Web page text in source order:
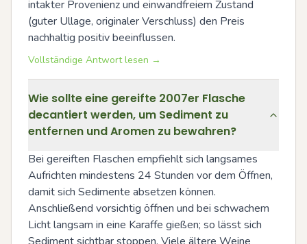
intakter Provenienz und einwandfreiem Zustand
(guter Ullage, originaler Verschluss) den Preis
nachhaltig positiv beeinflussen.
Vollständige Antwort lesen →
Wie sollte eine gereifte 2007er Flasche
decantiert werden, um Sediment zu
entfernen und Aromen zu bewahren?
Bei gereiften Flaschen empfiehlt sich langsames
Aufrichten mindestens 24 Stunden vor dem Öffnen,
damit sich Sedimente absetzen können.
Anschließend vorsichtig öffnen und bei schwachem
Licht langsam in eine Karaffe gießen; so lässt sich